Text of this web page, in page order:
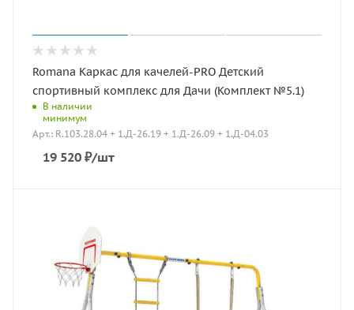
Romana Каркас для качелей-PRO Детский
спортивный комплекс для Дачи (Комплект №5.1)
В наличии
минимум
Арт.: R.103.28.04 + 1.Д-26.19 + 1.Д-26.09 + 1.Д-04.03
19 520 ₽/шт